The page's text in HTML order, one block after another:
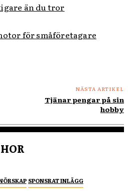
än du tror
för småföretagare
NÄSTA ARTIKEL
Tjänar pengar på sin
hobby
SPONSRAT INLÄGG